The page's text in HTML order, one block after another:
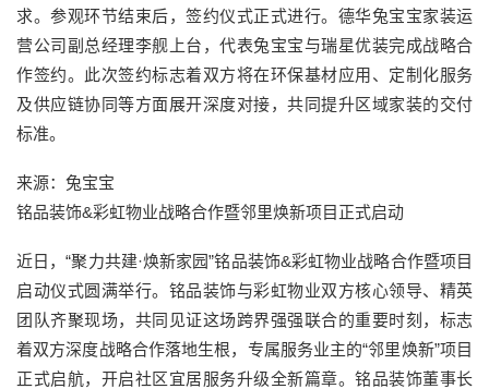
求。参观环节结束后，签约仪式正式进行。德华兔宝宝家装运
营公司副总经理李舰上台，代表兔宝宝与瑞星优装完成战略合
作签约。此次签约标志着双方将在环保基材应用、定制化服务
及供应链协同等方面展开深度对接，共同提升区域家装的交付
标准。
来源：兔宝宝
铭品装饰&彩虹物业战略合作暨邻里焕新项目正式启动
近日，“聚力共建·焕新家园”铭品装饰&彩虹物业战略合作暨项目
启动仪式圆满举行。铭品装饰与彩虹物业双方核心领导、精英
团队齐聚现场，共同见证这场跨界强强联合的重要时刻，标志
着双方深度战略合作落地生根，专属服务业主的“邻里焕新”项目
正式启航，开启社区宜居服务升级全新篇章。铭品装饰董事长